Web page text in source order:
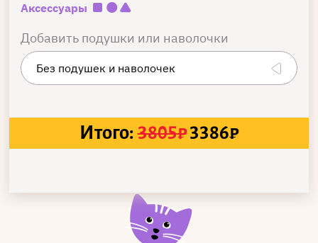
Аксессуары
Добавить подушки или наволочки
Итого: 3805₽3386₽